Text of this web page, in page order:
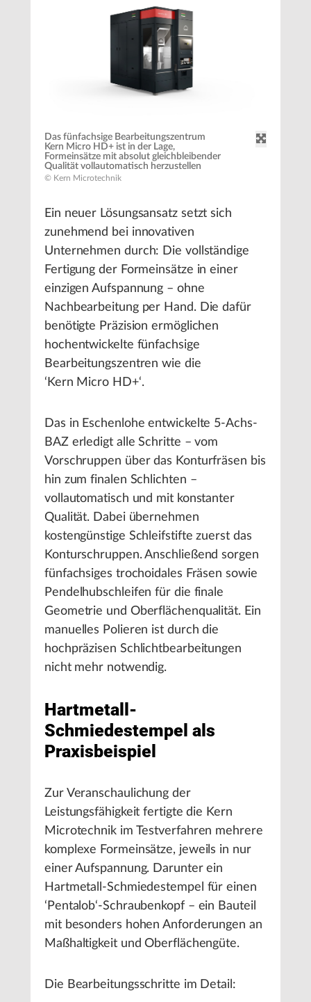
Das fünfachsige Bearbeitungszentrum
Kern Micro HD+ ist in der Lage,
Formeinsätze mit absolut gleichbleibender
Qualität vollautomatisch herzustellen
© Kern Microtechnik
Ein neuer Lösungsansatz setzt sich
zunehmend bei innovativen
Unternehmen durch: Die vollständige
Fertigung der Formeinsätze in einer
einzigen Aufspannung – ohne
Nachbearbeitung per Hand. Die dafür
benötigte Präzision ermöglichen
hochentwickelte fünfachsige
Bearbeitungszentren wie die
‘Kern Micro HD+‘.
Das in Eschenlohe entwickelte 5-Achs-
BAZ erledigt alle Schritte – vom
Vorschruppen über das Konturfräsen bis
hin zum finalen Schlichten –
vollautomatisch und mit konstanter
Qualität. Dabei übernehmen
kostengünstige Schleifstifte zuerst das
Konturschruppen. Anschließend sorgen
fünfachsiges trochoidales Fräsen sowie
Pendelhubschleifen für die finale
Geometrie und Oberflächenqualität. Ein
manuelles Polieren ist durch die
hochpräzisen Schlichtbearbeitungen
nicht mehr notwendig.
Hartmetall-
Schmiedestempel als
Praxisbeispiel
Zur Veranschaulichung der
Leistungsfähigkeit fertigte die Kern
Microtechnik im Testverfahren mehrere
komplexe Formeinsätze, jeweils in nur
einer Aufspannung. Darunter ein
Hartmetall-Schmiedestempel für einen
‘Pentalob‘-Schraubenkopf – ein Bauteil
mit besonders hohen Anforderungen an
Maßhaltigkeit und Oberflächengüte.
Die Bearbeitungsschritte im Detail: